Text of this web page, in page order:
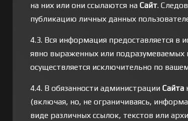
на них или они ссылаются на Сайт.
публикацию личных данных
4.3. Вся информация предоставляется в
явно выраженных или подразумеваемых
осуществляется исключительно по
4.4. В обязанности администрации Сайта
(включая, но, не ограничиваясь,
виде различных ссылок, текстов или